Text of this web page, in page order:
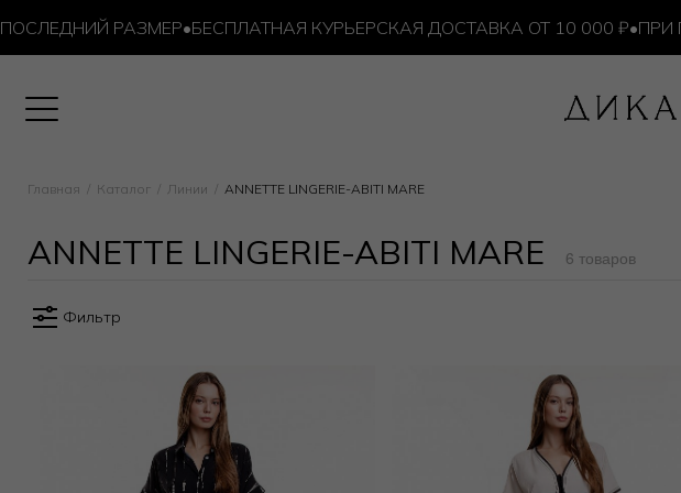
РАЗМЕР•БЕСПЛАТНАЯ КУРЬЕРСКАЯ ДОСТАВКА ОТ 10 000 ₽•ПРИ
Главная Каталог Линии ANNETTE LINGERIE-ABITI MARE
ANNETTE LINGERIE-ABITI MARE 6 товаров
Фильтр